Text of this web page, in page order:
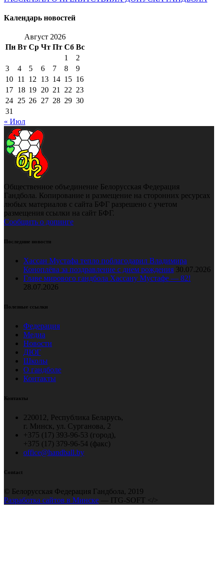
Календарь новостей
Август 2026
Пн Вт Ср Чт Пт Сб Вс
1
2
3
4 5 6 7 8
9
10 11 12 13 14 15 16
17 18 19 20 21 22 23
24 25 26 27 28 29 30
31
« Июл
Общественное объединение Белорусская Федерация
Гандбола. Копирование и размещение на сторонних ресурсах
любых материалов с сайта БФГ разрешено с учетом
размещения ссылки на сайт БФГ.
Сообщить о допинге
Последние новости
Хассан Мустафа тепло поблагодарил Владимира
Коноплёва за поздравление с днем рождения 30.07.2026
Главе мирового гандбола Хассану Мустафе — 82!
28.07.2026
Полезные ссылки
Федерация
Медиа
Новости
ДЮГ
Школы
О гандболе
Контакты
Контакты
220012, Республика Беларусь,
г. Минск, ул. Сурганова, 2
+375 (17) 393-96-53 (город),
+375 (17) 379-96-54 (факс)
office@handball.by
Contact
© Белорусская Федерация Гандбола, 2019
Разработка сайтов в Минске — ITG-SOFT </>